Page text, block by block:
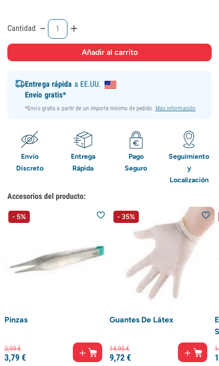
Cantidad - +
Entrega rápida a EE.UU.
Envío gratis*
*Envío gratis a partir de un importe mínimo de pedido. Más información
Envío
Discreto
Entrega
Rápida
Pago
Seguro
Seguimiento
y
Localización
Accesorios del producto:
- 5%
Pinzas
3,99€
3,79€
- 35%
Guantes De Látex
14,95€
9,72€